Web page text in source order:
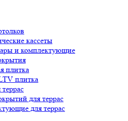
кассеты
и комплектующие
плитка
плитка
для террас
для террас